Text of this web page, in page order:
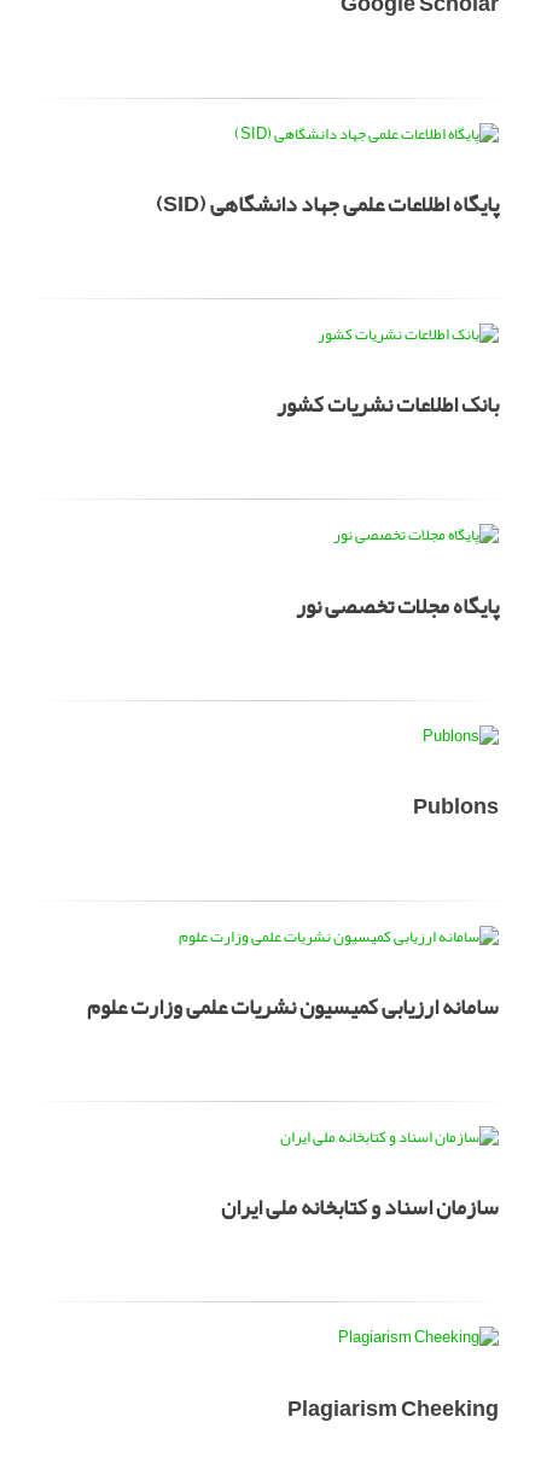
پایگاه اطلاعات علمی جهاد دانشگاهی (SID)
بانک اطلاعات نشریات کشور
پایگاه مجلات تخصصی نور
Publons
سامانه ارزیابی کمیسیون نشریات علمی وزارت علوم
سازمان اسناد و کتابخانه ملی ایران
Plagiarism Cheeking